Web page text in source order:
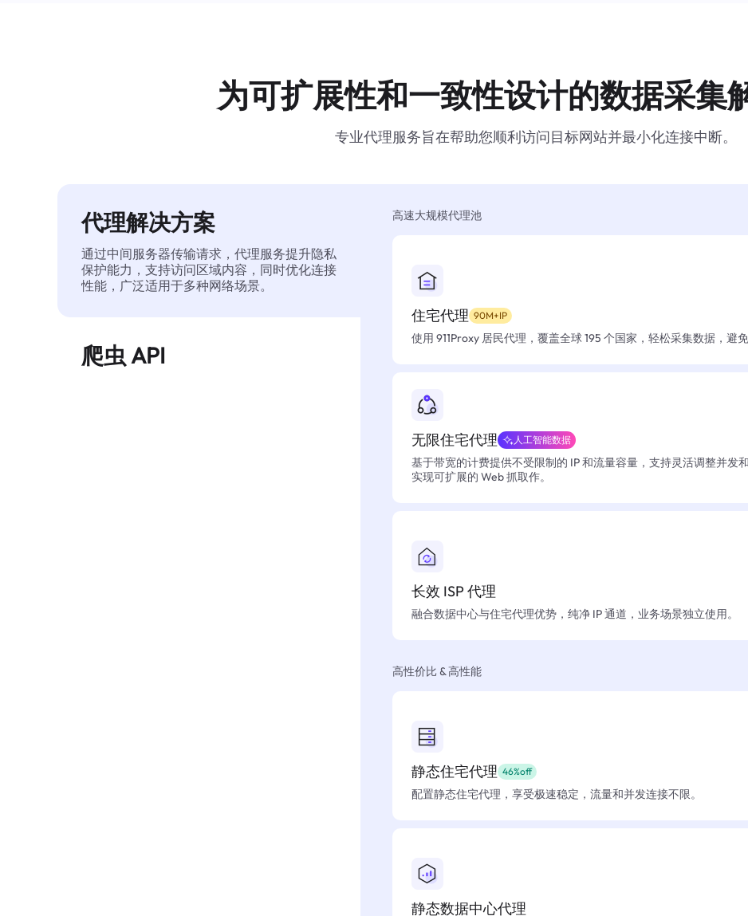
为可扩展性和一致性设计的数据采集
专业代理服务旨在帮助您顺利访问目标网站并最小化连接中断。
代理解决方案
通过中间服务器传输请求，代理服务提升隐私
保护能力，支持访问区域内容，同时优化连接
性能，广泛适用于多种网络场景。
爬虫 API
高速大规模代理池
住宅代理 90M+IP
使用 911Proxy 居民代理，覆盖全球 195 个国家，轻松采集数据，避免
无限住宅代理 人工智能数据
基于带宽的计费提供不受限制的 IP 和流量容量，支持灵活调整并发
实现可扩展的 Web 抓取作。
长效 ISP 代理
融合数据中心与住宅代理优势，纯净 IP 通道，业务场景独立使用。
高性价比 & 高性能
静态住宅代理 46%off
配置静态住宅代理，享受极速稳定，流量和并发连接不限。
静态数据中心代理